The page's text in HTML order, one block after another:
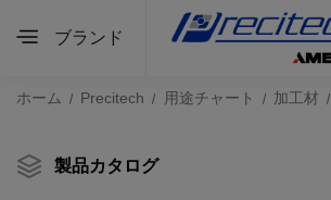
ブランド
ホーム Precitech 用途チャート 加工材
製品カタログ